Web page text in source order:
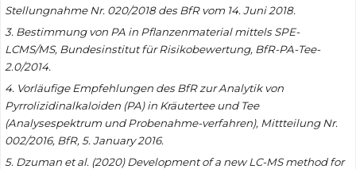
Stellungnahme Nr. 020/2018 des BfR vom 14. Juni 2018.
3. Bestimmung von PA in Pflanzenmaterial mittels SPE-
LCMS/MS, Bundesinstitut für Risikobewertung, BfR-PA-Tee-
2.0/2014.
4. Vorläufige Empfehlungen des BfR zur Analytik von
Pyrrolizidinalkaloiden (PA) in Kräutertee und Tee
(Analysespektrum und Probenahme-verfahren), Mittteilung Nr.
002/2016, BfR, 5. January 2016.
5. Dzuman et al. (2020) Development of a new LC-MS method for